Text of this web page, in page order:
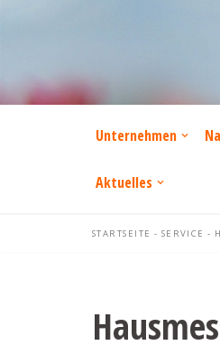
springen
Unternehmen
Aktuelles
STARTSEITE - SERVICE -